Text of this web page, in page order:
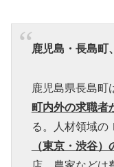
鹿児島・長島
鹿児島県長島町
町内外の求職者
る。人材領域の
（東京・渋谷）